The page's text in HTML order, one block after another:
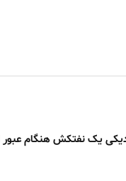
یک نفتکش هنگام عبور